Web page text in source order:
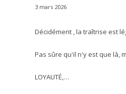
3 mars 2026
Décidément , la traîtrise est
Pas sûre qu'il n'y est que là,
LOYAUTÉ,…